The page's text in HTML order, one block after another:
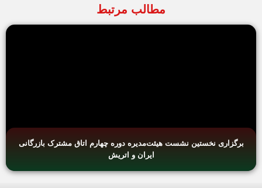
مطالب مرتبط
برگزاری نخستین نشست هیئت‌مدیره دوره چهارم اتاق مشترک بازرگانی
ایران و اتریش